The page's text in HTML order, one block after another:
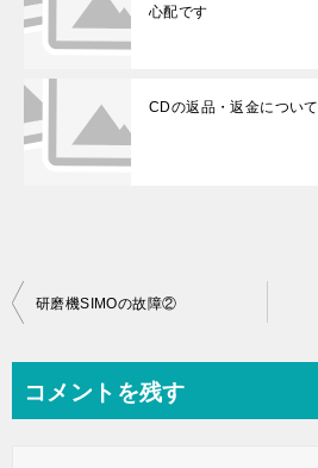
心配です
CDの返品・返金について
投
ビ
研磨機SIMOの故障②
コメントを残す